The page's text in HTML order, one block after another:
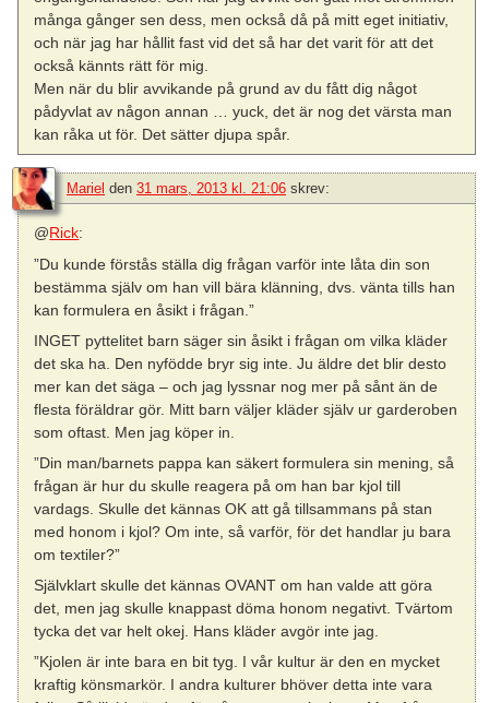
många gånger sen dess, men också då på mitt eget initiativ,
och när jag har hållit fast vid det så har det varit för att det
också kännts rätt för mig.
Men när du blir avvikande på grund av du fått dig något
pådyvlat av någon annan … yuck, det är nog det värsta man
kan råka ut för. Det sätter djupa spår.
Mariel den 31 mars, 2013 kl. 21:06 skrev:
@Rick:
”Du kunde förstås ställa dig frågan varför inte låta din son
bestämma själv om han vill bära klänning, dvs. vänta tills han
kan formulera en åsikt i frågan.”
INGET pyttelitet barn säger sin åsikt i frågan om vilka kläder
det ska ha. Den nyfödde bryr sig inte. Ju äldre det blir desto
mer kan det säga – och jag lyssnar nog mer på sånt än de
flesta föräldrar gör. Mitt barn väljer kläder själv ur garderoben
som oftast. Men jag köper in.
”Din man/barnets pappa kan säkert formulera sin mening, så
frågan är hur du skulle reagera på om han bar kjol till
vardags. Skulle det kännas OK att gå tillsammans på stan
med honom i kjol? Om inte, så varför, för det handlar ju bara
om textiler?”
Självklart skulle det kännas OVANT om han valde att göra
det, men jag skulle knappast döma honom negativt. Tvärtom
tycka det var helt okej. Hans kläder avgör inte jag.
”Kjolen är inte bara en bit tyg. I vår kultur är den en mycket
kraftig könsmarkör. I andra kulturer bhöver detta inte vara